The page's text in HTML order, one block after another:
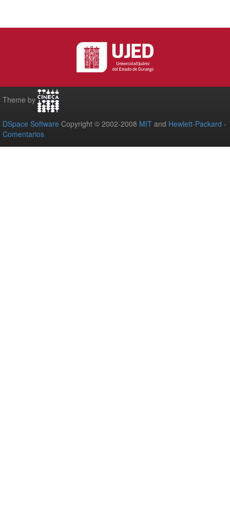
Theme by
DSpace Software Copyright © 2002-2008 MIT and Hewlett-Packard -
Comentarios